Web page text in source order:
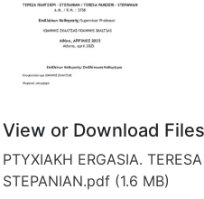
View or Download Files
PTYXIAKH ERGASIA.
STEPANIAN.pdf (1.6 MB)